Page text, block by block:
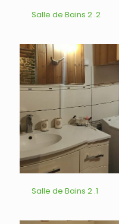
Salle de Bains 2 .2
Salle de Bains 2 .1